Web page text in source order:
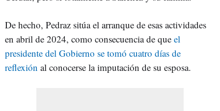
De hecho, Pedraz sitúa el arranque de esas actividades
en abril de 2024, como consecuencia de que el
presidente del Gobierno se tomó cuatro días de
reflexión al conocerse la imputación de su esposa.